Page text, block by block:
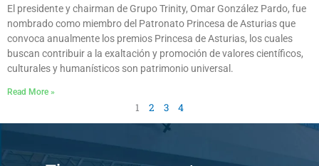
El presidente y chairman de Grupo Trinity, Omar González Pardo, fue
nombrado como miembro del Patronato Princesa de Asturias que
convoca anualmente los premios Princesa de Asturias, los cuales
buscan contribuir a la exaltación y promoción de valores científicos,
culturales y humanísticos son patrimonio universal.
Read More »
1 2 3 4